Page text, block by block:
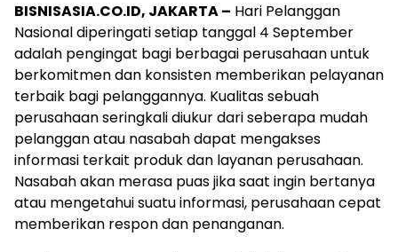
BISNISASIA.CO.ID, JAKARTA – Hari Pelanggan
Nasional diperingati setiap tanggal 4 September
adalah pengingat bagi berbagai perusahaan untuk
berkomitmen dan konsisten memberikan pelayanan
terbaik bagi pelanggannya. Kualitas sebuah
perusahaan seringkali diukur dari seberapa mudah
pelanggan atau nasabah dapat mengakses
informasi terkait produk dan layanan perusahaan.
Nasabah akan merasa puas jika saat ingin bertanya
atau mengetahui suatu informasi, perusahaan cepat
memberikan respon dan penanganan.